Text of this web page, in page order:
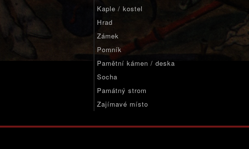
Kaple / kostel
Hrad
Zámek
Pomník
Pamětní kámen / deska
Socha
Památný strom
Zajímavé místo